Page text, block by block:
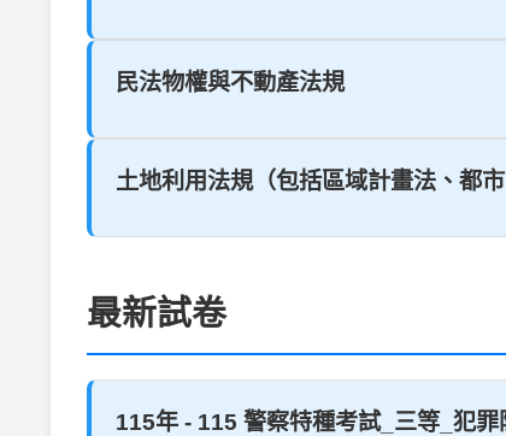
民法物權與不動產法規
土地利用法規（包括區域計畫法、都
最新試卷
115年 - 115 警察特種考試_三等_犯